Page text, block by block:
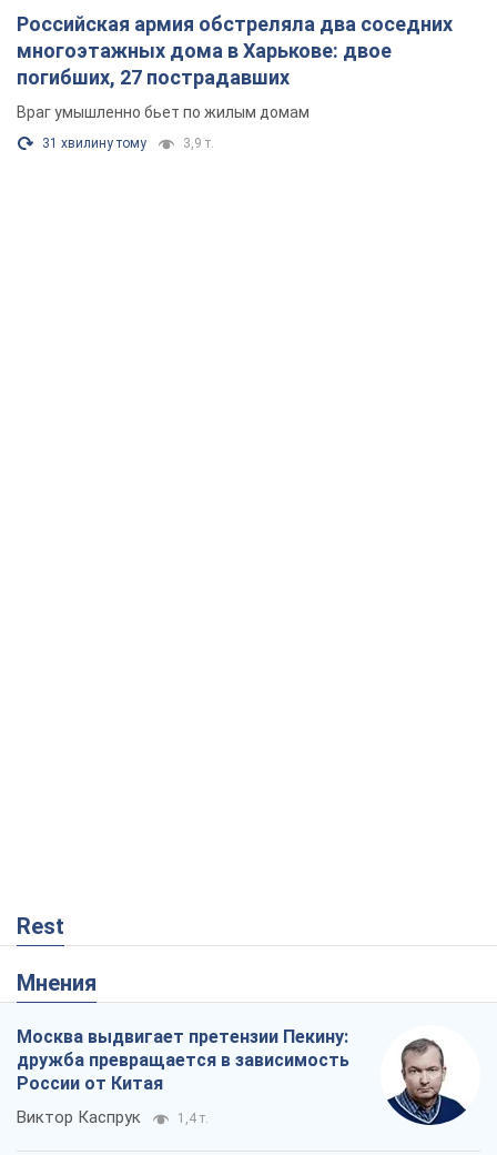
Российская армия обстреляла два соседних
многоэтажных дома в Харькове: двое
погибших, 27 пострадавших
Враг умышленно бьет по жилым домам
31 хвилину тому 3,9 т.
Rest
Мнения
Москва выдвигает претензии Пекину:
дружба превращается в зависимость
России от Китая
Виктор Каспрук 1,4 т.